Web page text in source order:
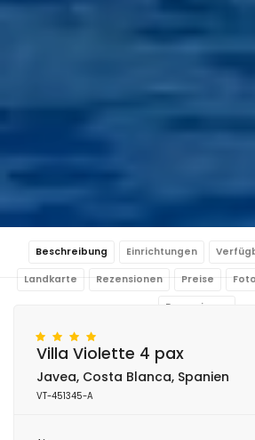
Beschreibung Einrichtungen
Landkarte Rezensionen Preise
Reservieren
Villa Violette 4 pax
Javea, Costa Blanca, Spanien
VT-451345-A